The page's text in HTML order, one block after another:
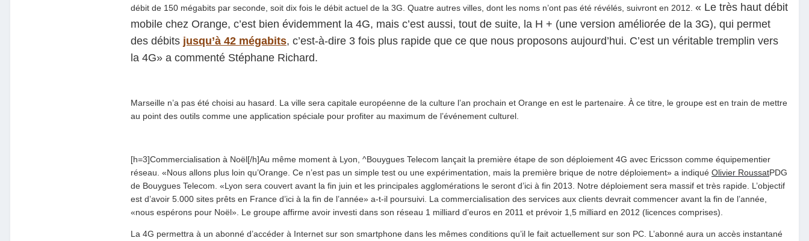
débit de 150 mégabits par seconde, soit dix fois le débit actuel de la 3G. Quatre autres villes, dont les noms n’ont pas été révélés, suivront en 2012. « Le très haut débit
mobile chez Orange, c’est bien évidemment la 4G, mais c’est aussi, tout de suite, la H + (une version améliorée de la 3G), qui permet
des débits jusqu’à 42 mégabits, c’est-à-dire 3 fois plus rapide que ce que nous proposons aujourd’hui. C’est un véritable tremplin vers
la 4G» a commenté Stéphane Richard.
Marseille n’a pas été choisi au hasard. La ville sera capitale européenne de la culture l’an prochain et Orange en est le partenaire. À ce titre, le groupe est en train de mettre
au point des outils comme une application spéciale pour profiter au maximum de l’événement culturel.
[h=3]Commercialisation à Noël[/h]Au même moment à Lyon, ^Bouygues Telecom lançait la première étape de son déploiement 4G avec Ericsson comme équipementier
réseau. «Nous allons plus loin qu’Orange. Ce n’est pas un simple test ou une expérimentation, mais la première brique de notre déploiement» a indiqué Olivier RoussatPDG
de Bouygues Telecom. «Lyon sera couvert avant la fin juin et les principales agglomérations le seront d’ici à fin 2013. Notre déploiement sera massif et très rapide. L’objectif
est d’avoir 5.000 sites prêts en France d’ici à la fin de l’année» a-t-il poursuivi. La commercialisation des services aux clients devrait commencer avant la fin de l’année,
«nous espérons pour Noël». Le groupe affirme avoir investi dans son réseau 1 milliard d’euros en 2011 et prévoir 1,5 milliard en 2012 (licences comprises).
La 4G permettra à un abonné d’accéder à Internet sur son smartphone dans les mêmes conditions qu’il le fait actuellement sur son PC. L’abonné aura un accès instantané